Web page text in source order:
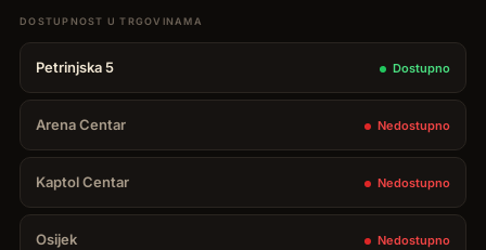
wood
Humidor
100
cigara
količina
Petrinjska 5 Dostupno
Arena Centar Nedostupno
Kaptol Centar Nedostupno
Osijek Nedostupno